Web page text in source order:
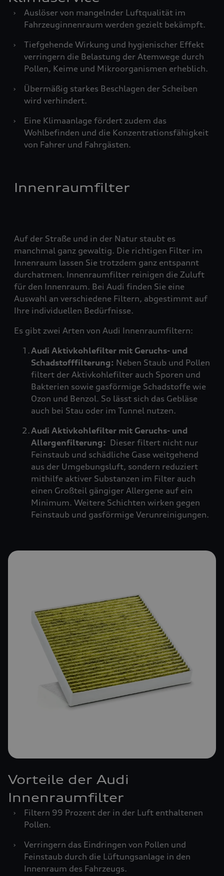
›
Auslöser von mangelnder Luftqualität im
Fahrzeuginnenraum werden gezielt bekämpft.
›
Tiefgehende Wirkung und hygienischer Effekt
verringern die Belastung der Atemwege durch
Pollen, Keime und Mikroorganismen erheblich.
›
Übermäßig starkes Beschlagen der Scheiben
wird verhindert.
›
Eine Klimaanlage fördert zudem das
Wohlbefinden und die Konzentrationsfähigkeit
von Fahrer und Fahrgästen.
Innenraumfilter
Auf der Straße und in der Natur staubt es
manchmal ganz gewaltig. Die richtigen Filter im
Innenraum lassen Sie trotzdem ganz entspannt
durchatmen. Innenraumfilter reinigen die Zuluft
für den Innenraum. Bei Audi finden Sie eine
Auswahl an verschiedene Filtern, abgestimmt auf
Ihre individuellen Bedürfnisse.
Es gibt zwei Arten von Audi Innenraumfiltern:
Audi Aktivkohlefilter mit Geruchs- und
Schadstofffilterung: Neben Staub und Pollen
filtert der Aktivkohlefilter auch Sporen und
Bakterien sowie gasförmige Schadstoffe wie
Ozon und Benzol. So lässt sich das Gebläse
auch bei Stau oder im Tunnel nutzen.
Audi Aktivkohlefilter mit Geruchs- und
Allergenfilterung: Dieser filtert nicht nur
Feinstaub und schädliche Gase weitgehend
aus der Umgebungsluft, sondern reduziert
mithilfe aktiver Substanzen im Filter auch
einen Großteil gängiger Allergene auf ein
Minimum. Weitere Schichten wirken gegen
Feinstaub und gasförmige Verunreinigungen.
Vorteile der Audi
Innenraumfilter
›
Filtern 99 Prozent der in der Luft enthaltenen
Pollen.
›
Verringern das Eindringen von Pollen und
Feinstaub durch die Lüftungsanlage in den
Innenraum des Fahrzeugs.